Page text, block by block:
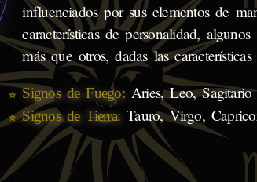
influenciados por sus elementos de
características de personalidad,
más que otros, dadas las
Signos de Fuego:Aries, Leo, Sagitario
Signos de Tierra:Tauro, Virgo,